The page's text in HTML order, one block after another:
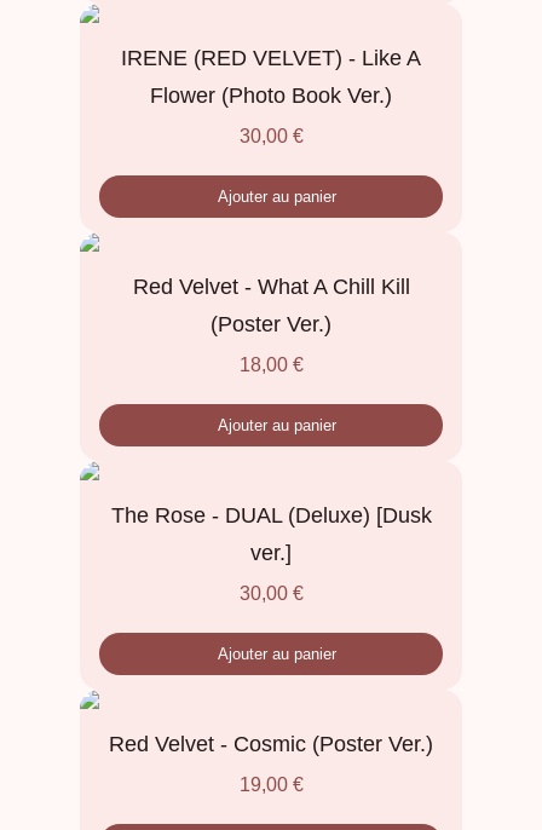
IRENE (RED VELVET) - Like A
Flower (Photo Book Ver.)
30,00 €
Ajouter au panier
Red Velvet - What A Chill Kill
(Poster Ver.)
18,00 €
Ajouter au panier
The Rose - DUAL (Deluxe) [Dusk
ver.]
30,00 €
Ajouter au panier
Red Velvet - Cosmic (Poster Ver.)
19,00 €